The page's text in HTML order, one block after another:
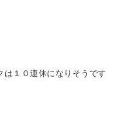
１０連休になりそうです